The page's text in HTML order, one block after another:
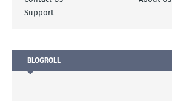
Support
BLOGROLL